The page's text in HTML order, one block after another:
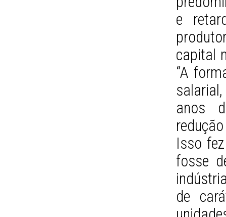
e
capital
“A
anos
Isso
fosse
de